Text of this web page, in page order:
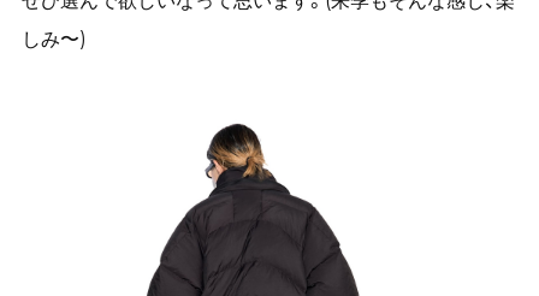
しみ〜)